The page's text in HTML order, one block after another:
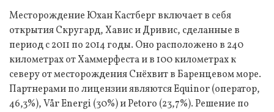
Месторождение Юхан Кастберг включает в себя
открытия Скругард, Хавис и Дривис, сделанные в
период с 2011 по 2014 годы. Оно расположено в 240
километрах от Хаммерфеста и в 100 километрах к
северу от месторождения Снёхвит в Баренцевом море.
Партнерами по лицензии являются Equinor (оператор,
46,3%), Vår Energi (30%) и Petoro (23,7%). Решение по